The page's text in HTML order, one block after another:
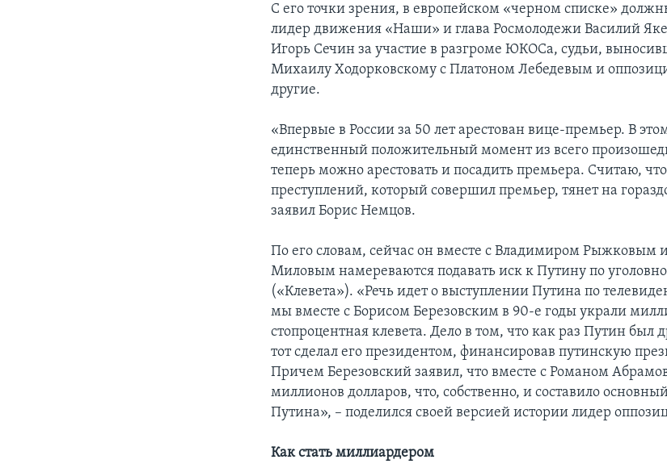
С его точки зрения, в европейском «черном списке»
лидер движения «Наши» и глава Росмолодежи Василий
Игорь Сечин за участие в разгроме ЮКОСа, судьи,
Михаилу Ходорковскому с Платоном Лебедевым и
другие.
«Впервые в России за 50 лет арестован вице-премьер. В
единственный положительный момент из всего
теперь можно арестовать и посадить премьера. Считаю,
преступлений, который совершил премьер, тянет на
заявил Борис Немцов.
По его словам, сейчас он вместе с Владимиром Рыжковым
Миловым намереваются подавать иск к Путину по
(«Клевета»). «Речь идет о выступлении Путина по
мы вместе с Борисом Березовским в 90-е годы украли
стопроцентная клевета. Дело в том, что как раз Путин был
тот сделал его президентом, финансировав путинскую
Причем Березовский заявил, что вместе с Романом
миллионов долларов, что, собственно, и составило
Путина», – поделился своей версией истории лидер
Как стать миллиардером